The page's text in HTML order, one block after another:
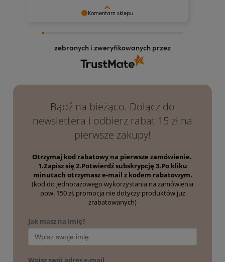
Komentarz sklepu
zebranych i zweryfikowanych przez